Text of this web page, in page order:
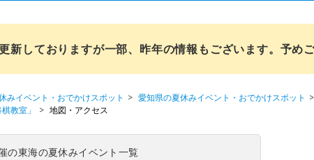
新しておりますが一部、昨年の情報もございます。予めご
みイベント・おでかけスポット 愛知県の夏休みイベント・おでかけスポット
教室」
地図・アクセス
の東海の夏休みイベント一覧